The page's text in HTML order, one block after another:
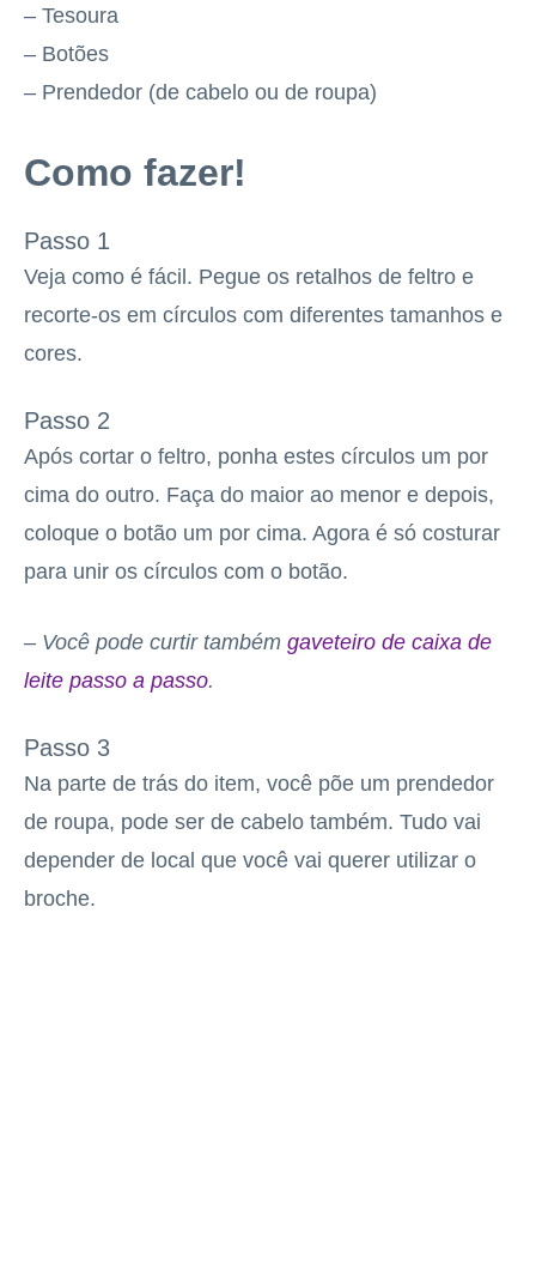
– Tesoura
– Botões
– Prendedor (de cabelo ou de roupa)
Como fazer!
Passo 1
Veja como é fácil. Pegue os retalhos de feltro e
recorte-os em círculos com diferentes tamanhos e
cores.
Passo 2
Após cortar o feltro, ponha estes círculos um por
cima do outro. Faça do maior ao menor e depois,
coloque o botão um por cima. Agora é só costurar
para unir os círculos com o botão.
– Você pode curtir também gaveteiro de caixa de
leite passo a passo.
Passo 3
Na parte de trás do item, você põe um prendedor
de roupa, pode ser de cabelo também. Tudo vai
depender de local que você vai querer utilizar o
broche.